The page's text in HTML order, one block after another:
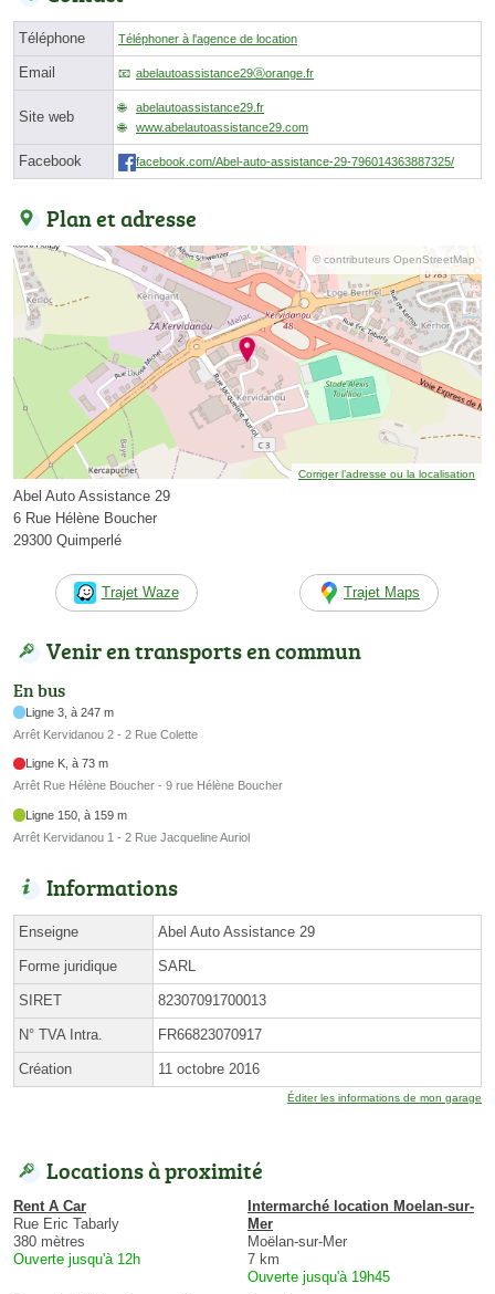
Téléphone Téléphoner à l'agence de location
Email abelautoassistance29ⓐorange.fr
Site web
abelautoassistance29.fr
www.abelautoassistance29.com
Facebook facebook.com/Abel-auto-assistance-29-796014363887325/
Plan et adresse
© contributeurs OpenStreetMap
Corriger l’adresse ou la localisation
Abel Auto Assistance 29
6 Rue Hélène Boucher
29300 Quimperlé
Trajet Waze Trajet Maps
Venir en transports en commun
En bus
Ligne 3, à 247 m
Arrêt Kervidanou 2 - 2 Rue Colette
Ligne K, à 73 m
Arrêt Rue Hélène Boucher - 9 rue Hélène Boucher
Ligne 150, à 159 m
Arrêt Kervidanou 1 - 2 Rue Jacqueline Auriol
Informations
Enseigne Abel Auto Assistance 29
Forme juridique SARL
SIRET 82307091700013
N° TVA Intra. FR66823070917
Création 11 octobre 2016
Éditer les informations de mon garage
Locations à proximité
Rent A Car
Rue Eric Tabarly
380 mètres
Ouverte jusqu'à 12h
Intermarché location Moelan-sur-
Mer
Moëlan-sur-Mer
7 km
Ouverte jusqu'à 19h45